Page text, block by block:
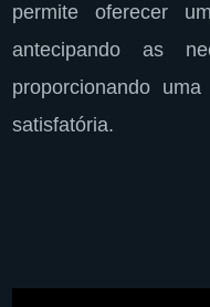
permite oferecer
antecipando as
proporcionando
satisfatória.